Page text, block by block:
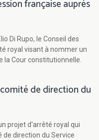
française auprès
Di Rupo, le Conseil des
royal visant à nommer un
la Cour constitutionnelle.
de direction du
projet d'arrêté royal qui
de direction du Service